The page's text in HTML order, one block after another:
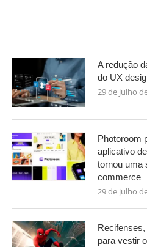
A redução
do UX
29 de julho
Photoroom
aplicativo
tornou uma
commerce
29 de julho
para vestir